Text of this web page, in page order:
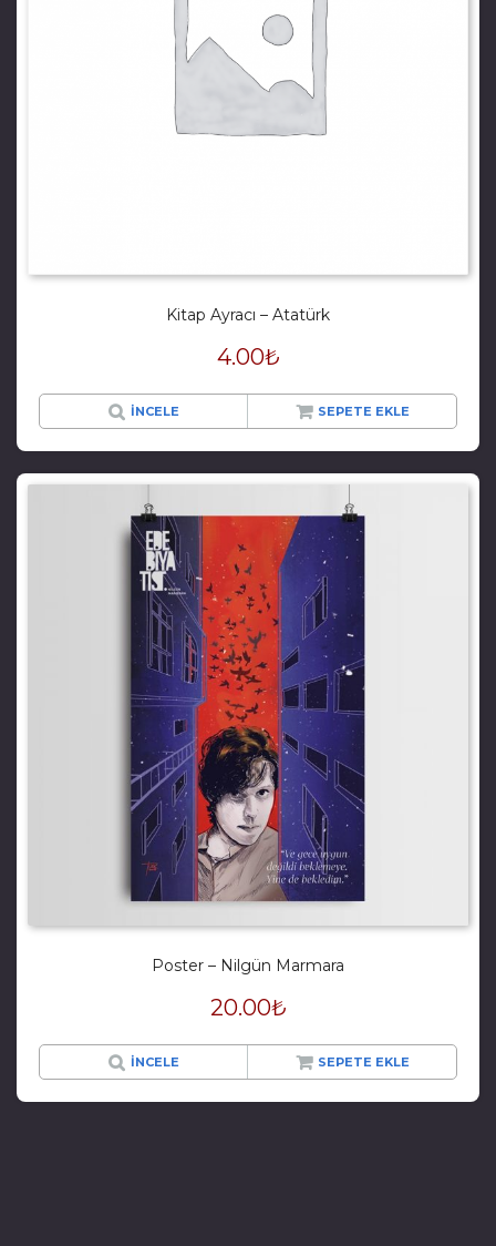
Kitap Ayracı – Atatürk
4.00₺
İNCELE SEPETE EKLE
Poster – Nilgün Marmara
20.00₺
İNCELE SEPETE EKLE